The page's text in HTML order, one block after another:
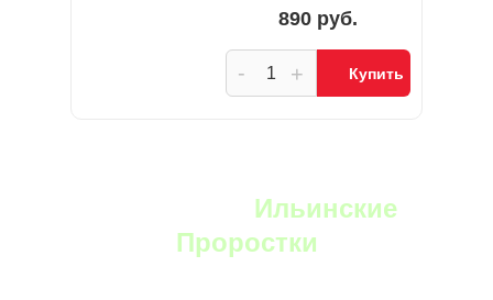
890 руб.
+
- Купить
Ильинские
Проростки